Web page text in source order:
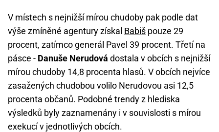
V místech s nejnižší mírou chudoby pak podle dat
výše zmíněné agentury získal Babiš pouze 29
procent, zatímco generál Pavel 39 procent. Třetí na
pásce - Danuše Nerudová dostala v obcích s nejnižší
mírou chudoby 14,8 procenta hlasů. V obcích nejvíce
zasažených chudobou volilo Nerudovou asi 12,5
procenta občanů. Podobné trendy z hlediska
výsledků byly zaznamenány i v souvislosti s mírou
exekucí v jednotlivých obcích.